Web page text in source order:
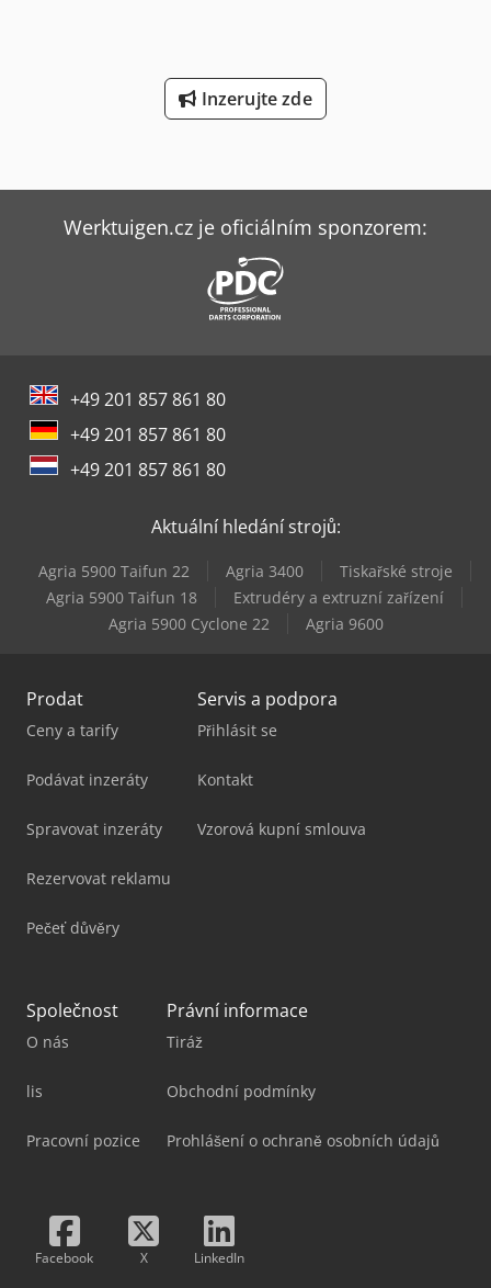
Inzerujte zde
Werktuigen.cz je oficiálním sponzorem:
+49 201 857 861 80
+49 201 857 861 80
+49 201 857 861 80
Aktuální hledání strojů:
Agria 5900 Taifun 22 Agria 3400
Tiskařské stroje
Agria 5900 Taifun 18
Extrudéry a extruzní zařízení
Agria 5900 Cyclone 22
Agria 9600
Prodat
Ceny a tarify
Podávat inzeráty
Spravovat inzeráty
Rezervovat reklamu
Pečeť důvěry
Servis a podpora
Přihlásit se
Kontakt
Vzorová kupní smlouva
Společnost
O nás
lis
Pracovní pozice
Právní informace
Tiráž
Obchodní podmínky
Prohlášení o ochraně osobních údajů
Facebook X LinkedIn